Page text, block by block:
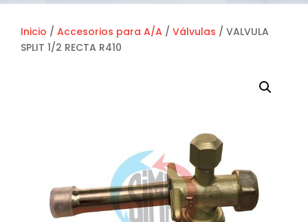
Inicio / Accesorios para A/A / Válvulas / VALVULA
SPLIT 1/2 RECTA R410